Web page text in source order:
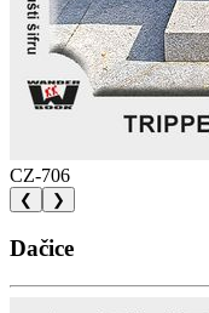
CZ-706
❮ ❯
Dačice